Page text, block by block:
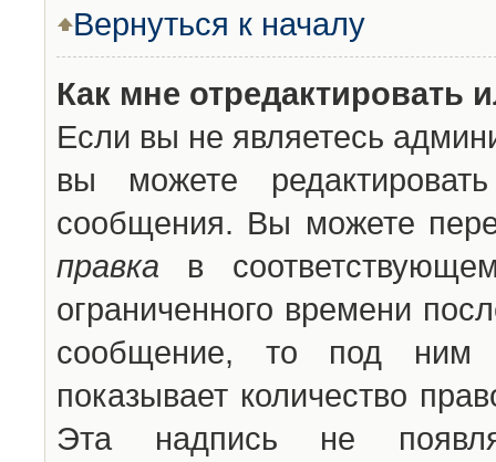
Вернуться к началу
Как мне отредактировать
Если вы не являетесь
вы можете
сообщения. Вы можете
правка в
ограниченного времени
сообщение, то под ним
показывает количество
Эта надпись не